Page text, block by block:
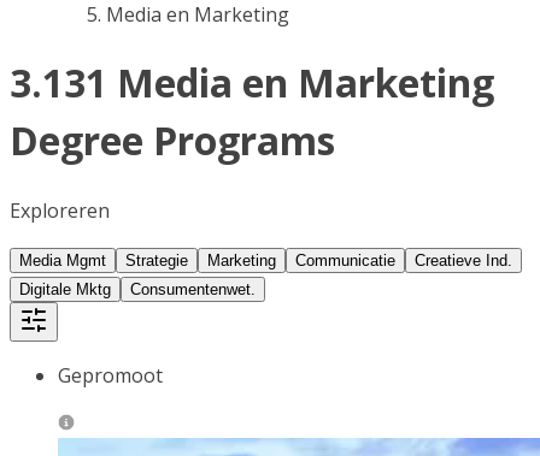
Media en Marketing
3.131 Media en Marketing
Degree Programs
Exploreren
Media Mgmt Strategie Marketing Communicatie
Creatieve Ind.
Digitale Mktg
Consumentenwet.
Gepromoot